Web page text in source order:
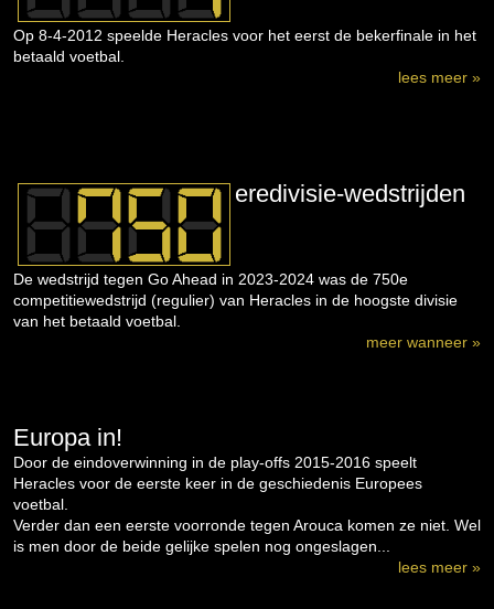
Op 8-4-2012 speelde Heracles voor het eerst de bekerfinale in het
betaald voetbal.
lees meer »
eredivisie-wedstrijden
De wedstrijd tegen Go Ahead in 2023-2024 was de 750e
competitiewedstrijd (regulier) van Heracles in de hoogste divisie
van het betaald voetbal.
meer wanneer »
Europa in!
Door de eindoverwinning in de play-offs 2015-2016 speelt
Heracles voor de eerste keer in de geschiedenis Europees
voetbal.
Verder dan een eerste voorronde tegen Arouca komen ze niet. Wel
is men door de beide gelijke spelen nog ongeslagen...
lees meer »